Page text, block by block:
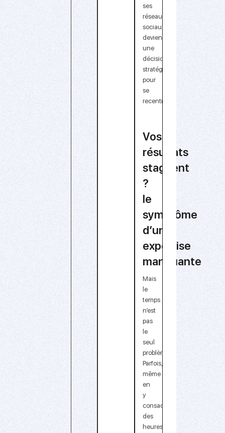
ses
réseaux
sociaux
devient
une
décision
stratégique
pour
se
recentrer.
Vos
résultats
stagnent
?
le
symptôme
d’une
expertise
manquante
Mais
le
temps
n’est
pas
le
seul
problème.
Parfois,
même
en
y
consacrant
des
heures,